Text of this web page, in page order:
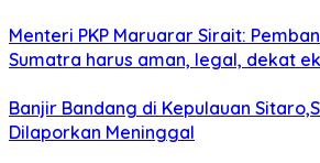
Menteri PKP Maruarar Sirait:
Sumatra harus aman, legal, dekat
Banjir Bandang di Kepulauan
Dilaporkan Meninggal